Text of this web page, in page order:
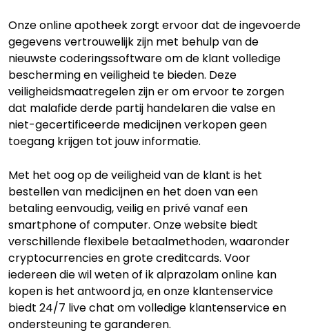
Onze online apotheek zorgt ervoor dat de ingevoerde
gegevens vertrouwelijk zijn met behulp van de
nieuwste coderingssoftware om de klant volledige
bescherming en veiligheid te bieden. Deze
veiligheidsmaatregelen zijn er om ervoor te zorgen
dat malafide derde partij handelaren die valse en
niet-gecertificeerde medicijnen verkopen geen
toegang krijgen tot jouw informatie.
Met het oog op de veiligheid van de klant is het
bestellen van medicijnen en het doen van een
betaling eenvoudig, veilig en privé vanaf een
smartphone of computer. Onze website biedt
verschillende flexibele betaalmethoden, waaronder
cryptocurrencies en grote creditcards. Voor
iedereen die wil weten of ik alprazolam online kan
kopen is het antwoord ja, en onze klantenservice
biedt 24/7 live chat om volledige klantenservice en
ondersteuning te garanderen.